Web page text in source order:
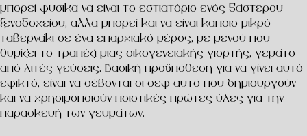
μπορεί φυσικά να είναι το εστιατόριο ενός 5άστερου
ξενοδοχείου, αλλά μπορεί και να είναι κάποιο μικρό
ταβερνάκι σε ένα επαρχιακό μέρος, με μενού που
θυμίζει το τραπέζι μιας οικογενειακής γιορτής, γεμάτο
από λιτές γεύσεις. Βασική προϋπόθεση για να γίνει αυτό
εφικτό, είναι να σέβονται οι σεφ αυτό που δημιουργούν
και να χρησιμοποιούν ποιοτικές πρώτες ύλες για την
παρασκευή των γευμάτων.